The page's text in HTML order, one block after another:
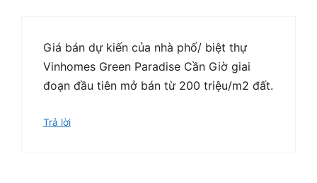
Giá bán dự kiến của nhà phố/ biệt thự
Vinhomes Green Paradise Cần Giờ giai
đoạn đầu tiên mở bán từ 200 triệu/m2 đất.
Trả lời